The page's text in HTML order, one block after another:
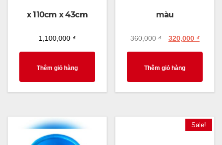
x 110cm x 43cm
1,100,000 ₫
Thêm giỏ hàng
màu
360,000₫ 320,000 ₫
Thêm giỏ hàng
Sale!